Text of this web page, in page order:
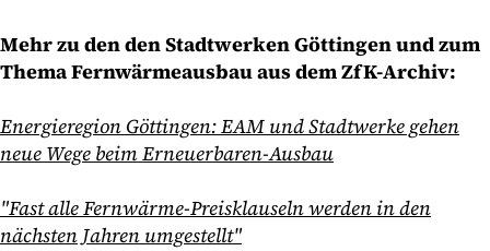
Mehr zu den den Stadtwerken Göttingen und zum
Thema Fernwärmeausbau aus dem ZfK-Archiv:
Energieregion Göttingen: EAM und Stadtwerke gehen
neue Wege beim Erneuerbaren-Ausbau
"Fast alle Fernwärme-Preisklauseln werden in den
nächsten Jahren umgestellt"